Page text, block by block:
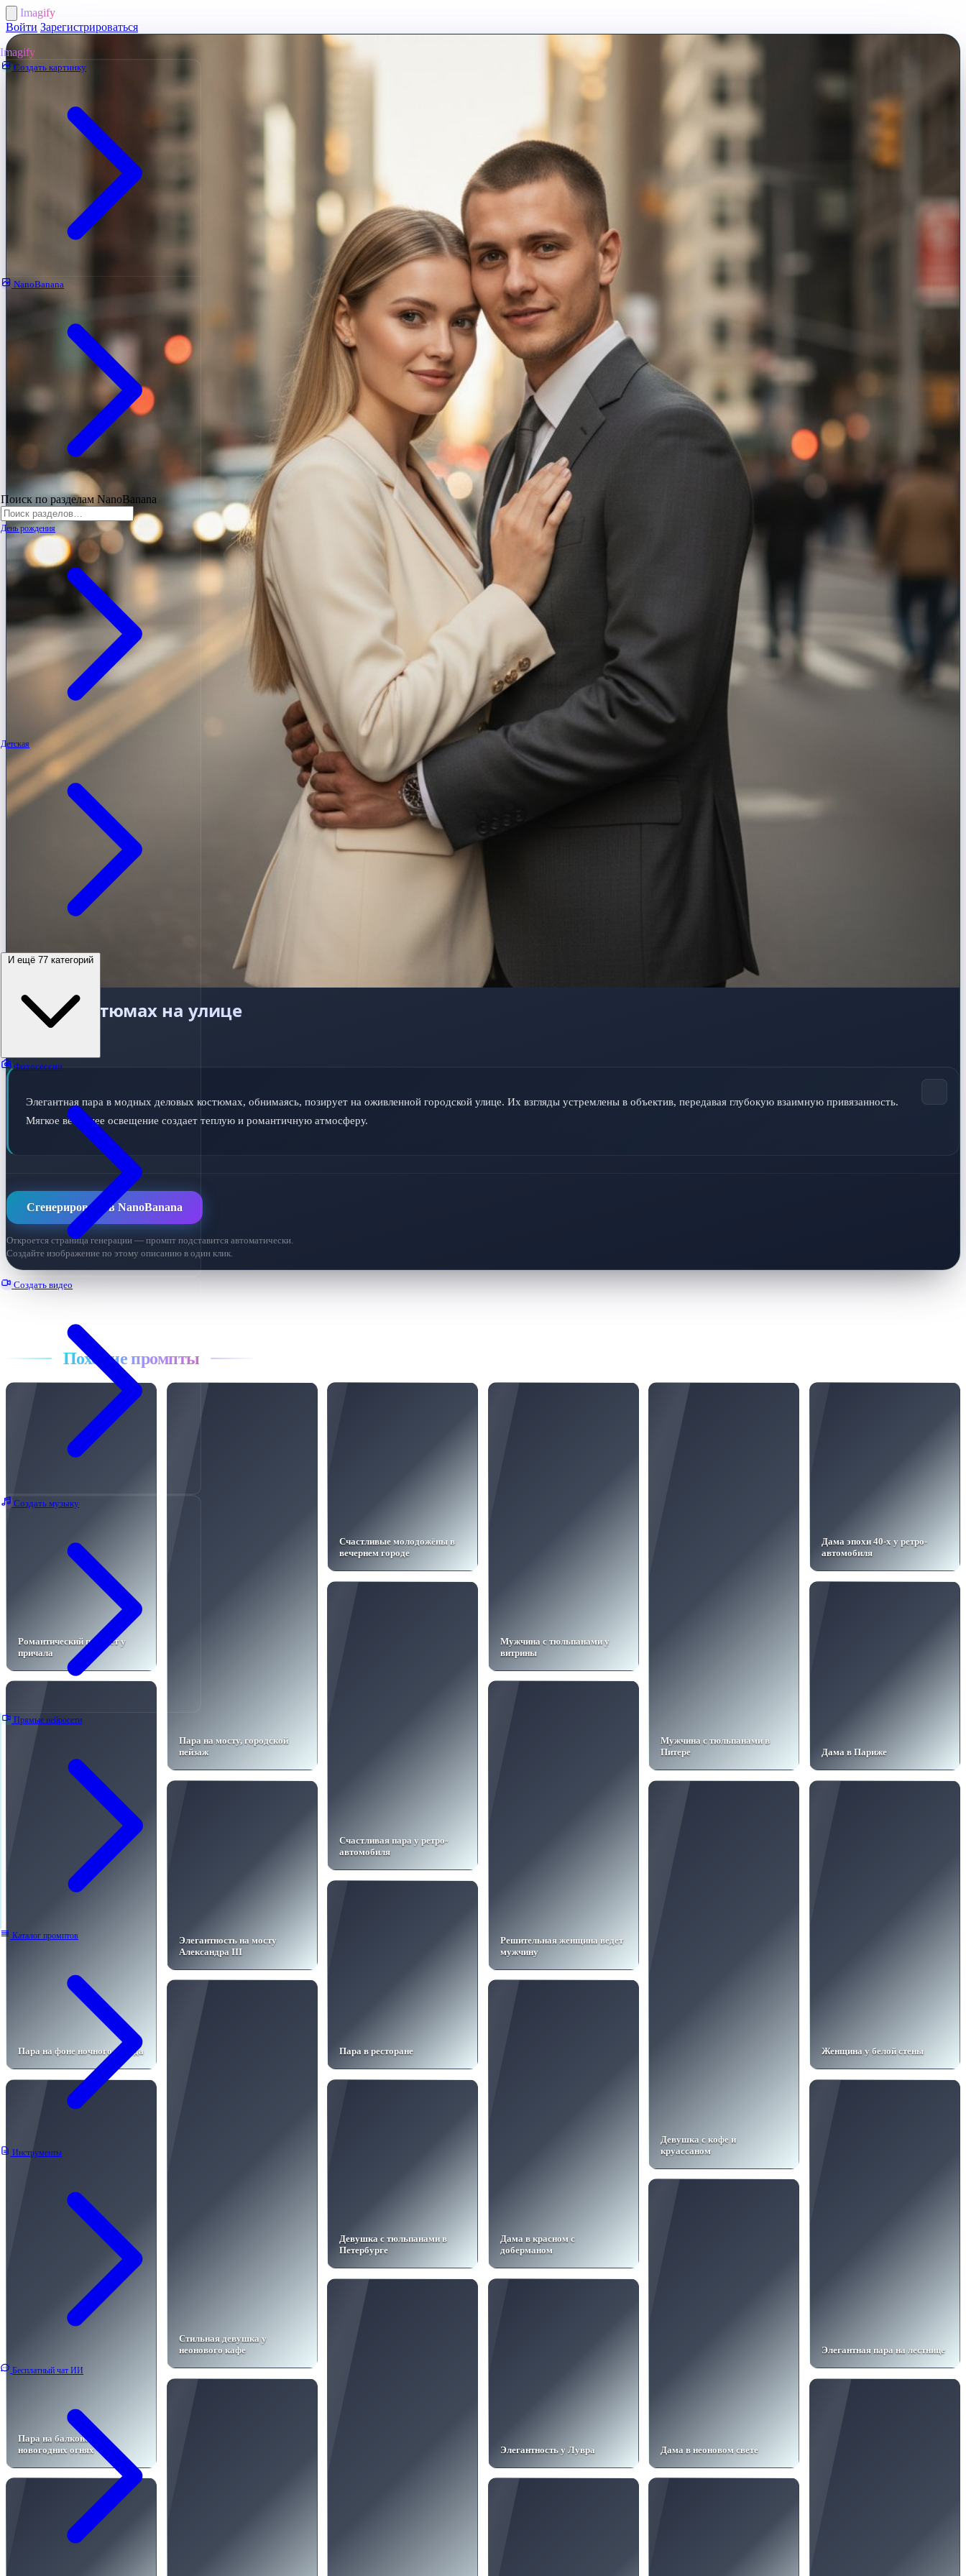
Imagify
Войти Зарегистрироваться
Imagify
Создать картинку
NanoBanana
Поиск по разделам NanoBanana
День рождения
Детская
И ещё 77 категорий
Фотосессии
Создать видео
Создать музыку
Прямые нейросети
Каталог промптов
Инструменты
Бесплатный чат ИИ
Пара в костюмах на улице
Элегантная пара в модных деловых костюмах, обнимаясь, позирует на оживленной городской улице. Их взгляды устремлены в объектив, передавая глубокую взаимную привязанность.
Мягкое вечернее освещение создает теплую и романтичную атмосферу.
Сгенерировать в NanoBanana
Откроется страница генерации — промпт подставится автоматически.
Создайте изображение по этому описанию в один клик.
Все промпты
Похожие промпты
Романтический портрет у
причала
Пара на мосту, городской
пейзаж
Счастливые молодожёны в
вечернем городе
Мужчина с тюльпанами у
витрины
Мужчина с тюльпанами в
Питере
Дама эпохи 40-х у ретро-
автомобиля
Счастливая пара у ретро-
автомобиля
Дама в Париже
Пара на фоне ночного города
Решительная женщина ведет
мужчину
Элегантность на мосту
Александра III
Девушка с кофе и
круассаном
Женщина у белой стены
Пара в ресторане
Стильная девушка у
неонового кафе
Дама в красном с
доберманом
Пара на балконе в
новогодних огнях
Девушка с тюльпанами в
Петербурге
Элегантная пара на лестнице
Дама в неоновом свете
Элегантность у Лувра